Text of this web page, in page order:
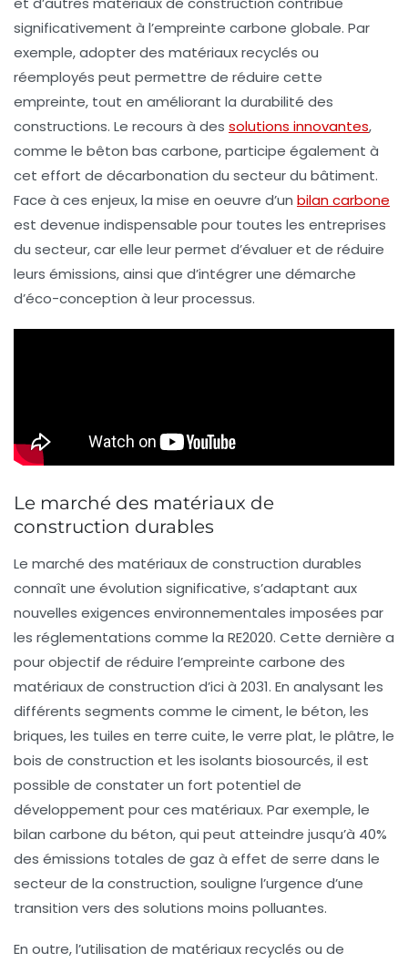
significativement à l’empreinte carbone globale. Par
exemple, adopter des matériaux recyclés ou
réemployés peut permettre de réduire cette
empreinte, tout en améliorant la durabilité des
constructions. Le recours à des solutions innovantes,
comme le bêton bas carbone, participe également à
cet effort de décarbonation du secteur du bâtiment.
Face à ces enjeux, la mise en oeuvre d’un bilan carbone
est devenue indispensable pour toutes les entreprises
du secteur, car elle leur permet d’évaluer et de réduire
leurs émissions, ainsi que d’intégrer une démarche
d’éco-conception à leur processus.
Le marché des matériaux de
construction durables
Le marché des matériaux de construction durables
connaît une évolution significative, s’adaptant aux
nouvelles exigences environnementales imposées par
les réglementations comme la RE2020. Cette dernière a
pour objectif de réduire l’empreinte carbone des
matériaux de construction d’ici à 2031. En analysant les
différents segments comme le ciment, le béton, les
briques, les tuiles en terre cuite, le verre plat, le plâtre, le
bois de construction et les isolants biosourcés, il est
possible de constater un fort potentiel de
développement pour ces matériaux. Par exemple, le
bilan carbone du béton, qui peut atteindre jusqu’à 40%
des émissions totales de gaz à effet de serre dans le
secteur de la construction, souligne l’urgence d’une
transition vers des solutions moins polluantes.
En outre, l’utilisation de matériaux recyclés ou de